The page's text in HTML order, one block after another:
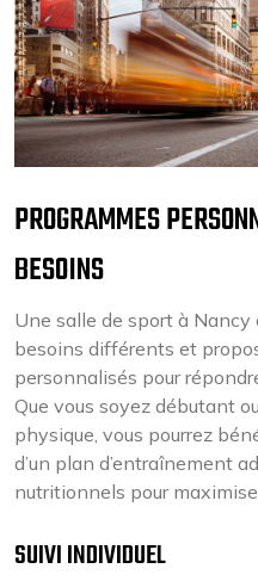
PROGRAMMES
BESOINS
Une salle de sport à Nancy
besoins différents et
personnalisés pour
Que vous soyez débutant
physique, vous pourrez
d’un plan d’entraînement
nutritionnels pour
SUIVI INDIVIDUEL